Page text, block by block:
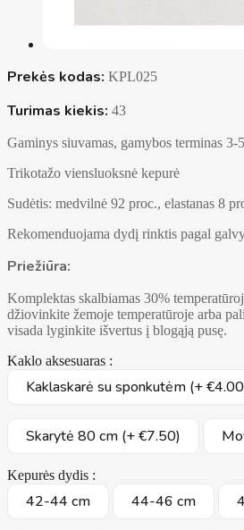
Prekės kodas: KPL025
Turimas kiekis: 43
Gaminys siuvamas, gamybos terminas 3-
Trikotažo viensluoksnė kepurė
Sudėtis: medvilnė 92 proc., elastanas 8
Rekomenduojama dydį rinktis pagal
Priežiūra:
Komplektas skalbiamas 30%
džiovinkite žemoje temperatūroje arba
visada lyginkite išvertus į blogąją pusę.
Kaklo aksesuaras :
Kaklaskarė su sponkutėm (+
Skarytė 80 cm (+ €7.50)
Kepurės dydis :
42-44 cm 44-46 cm